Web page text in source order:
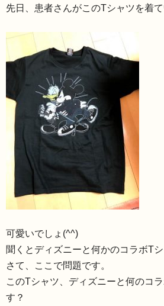
先日、患者さんがこのTシャツを着て
可愛いでしょ(^^)
聞くとディズニーと何かのコラボTシ
さて、ここで問題です。
このTシャツ、ディズニーと何のコ
す？